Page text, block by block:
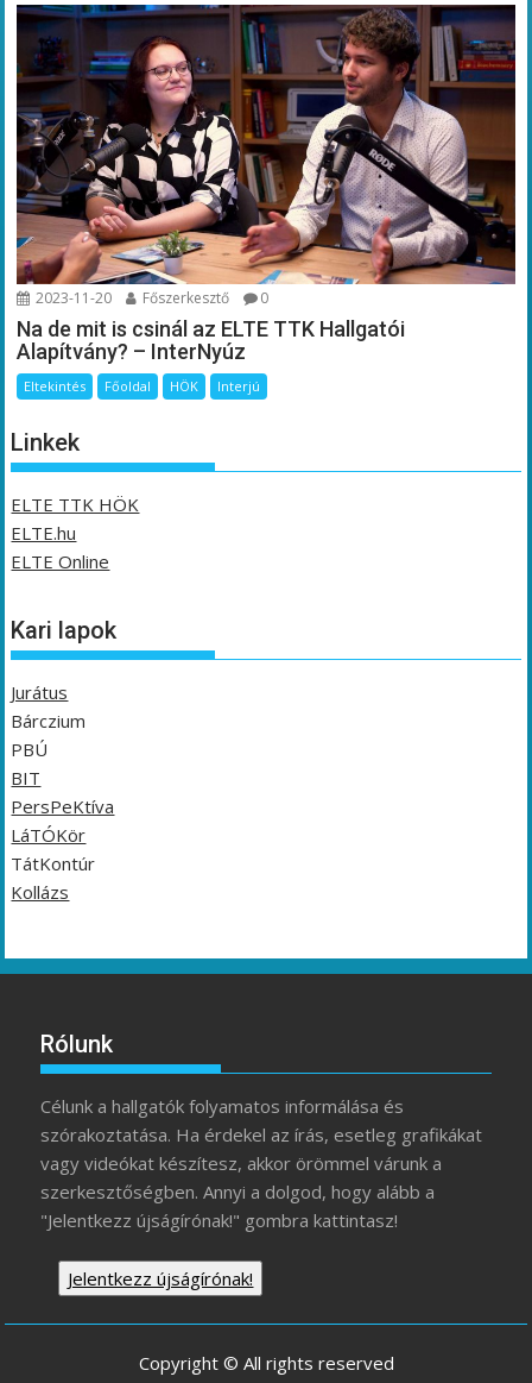
2023-11-20 Főszerkesztő 0
Na de mit is csinál az ELTE TTK Hallgatói
Alapítvány? – InterNyúz
Eltekintés Főoldal HÖK Interjú
Linkek
ELTE TTK HÖK
ELTE.hu
ELTE Online
Kari lapok
Jurátus
Bárczium
PBÚ
BIT
PersPeKtíva
LáTÓKör
TátKontúr
Kollázs
Rólunk
Célunk a hallgatók folyamatos informálása és
szórakoztatása. Ha érdekel az írás, esetleg grafikákat
vagy videókat készítesz, akkor örömmel várunk a
szerkesztőségben. Annyi a dolgod, hogy alább a
"Jelentkezz újságírónak!" gombra kattintasz!
Jelentkezz újságírónak!
Copyright © All rights reserved